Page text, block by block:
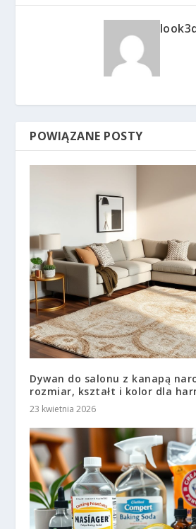
POWIĄZANE POSTY
Dywan do salonu z kanapą
rozmiar, kształt i kolor dla
23 kwietnia 2026